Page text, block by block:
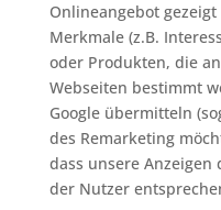
Onlineangebot
Merkmale (z.B.
oder Produkten, die
Webseiten bestimmt
Google übermitteln
des Remarketing
dass unsere
der Nutzer